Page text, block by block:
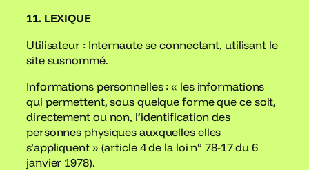
11. LEXIQUE
Utilisateur : Internaute se connectant, utilisant le
site susnommé.
Informations personnelles : « les informations
qui permettent, sous quelque forme que ce soit,
directement ou non, l’identification des
personnes physiques auxquelles elles
s’appliquent » (article 4 de la loi n° 78-17 du 6
janvier 1978).